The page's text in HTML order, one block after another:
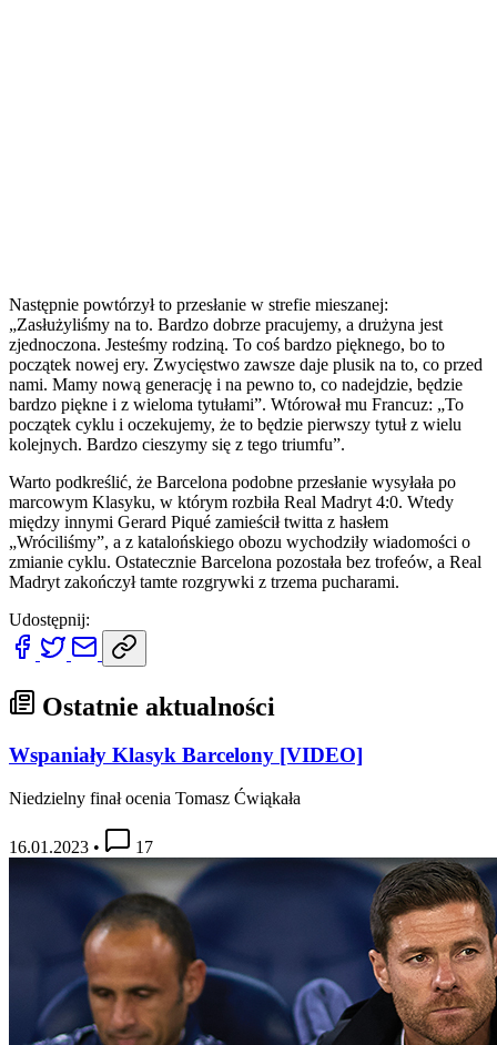
Następnie powtórzył to przesłanie w strefie mieszanej:
„Zasłużyliśmy na to. Bardzo dobrze pracujemy, a drużyna jest
zjednoczona. Jesteśmy rodziną. To coś bardzo pięknego, bo to
początek nowej ery. Zwycięstwo zawsze daje plusik na to, co przed
nami. Mamy nową generację i na pewno to, co nadejdzie, będzie
bardzo piękne i z wieloma tytułami”. Wtórował mu Francuz: „To
początek cyklu i oczekujemy, że to będzie pierwszy tytuł z wielu
kolejnych. Bardzo cieszymy się z tego triumfu”.
Warto podkreślić, że Barcelona podobne przesłanie wysyłała po
marcowym Klasyku, w którym rozbiła Real Madryt 4:0. Wtedy
między innymi Gerard Piqué zamieścił twitta z hasłem
„Wróciliśmy”, a z katalońskiego obozu wychodziły wiadomości o
zmianie cyklu. Ostatecznie Barcelona pozostała bez trofeów, a Real
Madryt zakończył tamte rozgrywki z trzema pucharami.
Udostępnij:
Ostatnie aktualności
Wspaniały Klasyk Barcelony [VIDEO]
Niedzielny finał ocenia Tomasz Ćwiąkała
16.01.2023 • 17